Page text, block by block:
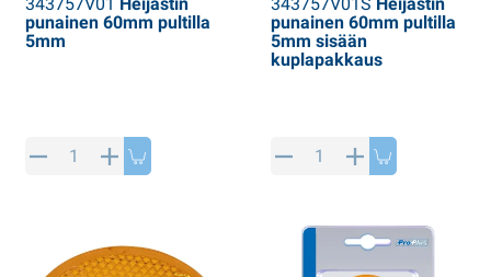
punainen 60mm pultilla
5mm
punainen 60mm pultilla
5mm sisään
kuplapakkaus